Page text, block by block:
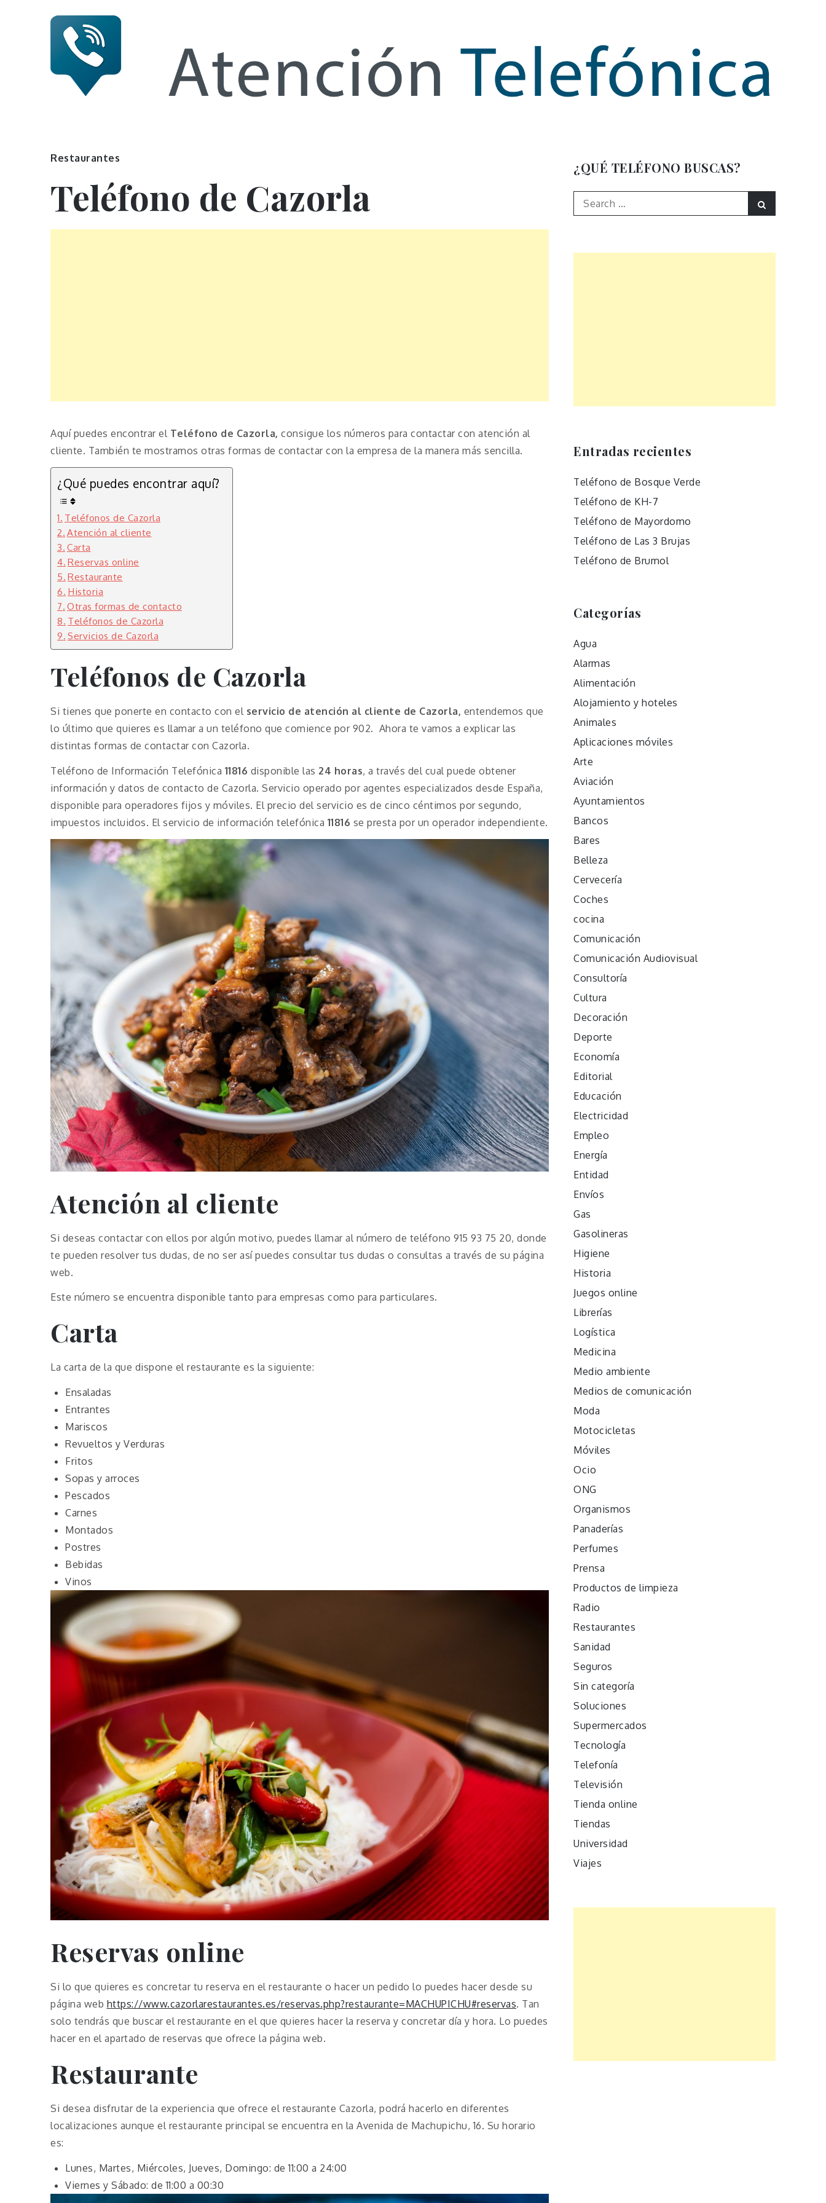
Numero de Información
Restaurantes
Teléfono de Cazorla
Aquí puedes encontrar elTeléfono de Cazorla, consigue los números para contactar con atención al
cliente. También te mostramos otras formas de contactar con la empresa de la manera más sencilla.
¿Qué puedes encontrar aquí?
Teléfonos de Cazorla
Atención al cliente
Carta
Reservas online
Restaurante
Historia
Otras formas de contacto
Teléfonos de Cazorla
Servicios de Cazorla
Teléfonos de Cazorla
Si tienes que ponerte en contacto con el servicio de atención al cliente de Cazorla, entendemos que
lo último que quieres es llamar a un teléfono que comience por 902. Ahora te vamos a explicar las
distintas formas de contactar con Cazorla.
Teléfono de Información Telefónica 11816 disponible las 24 horas, a través del cual puede obtener
información y datos de contacto de Cazorla. Servicio operado por agentes especializados desde España,
disponible para operadores fijos y móviles. El precio del servicio es de cinco céntimos por segundo,
impuestos incluidos. El servicio de información telefónica 11816 se presta por un operador independiente.
Atención al cliente
Si deseas contactar con ellos por algún motivo, puedes llamar al número de teléfono 915 93 75 20, donde
te pueden resolver tus dudas, de no ser así puedes consultar tus dudas o consultas a través de su página
web.
Este número se encuentra disponible tanto para empresas como para particulares.
Carta
La carta de la que dispone el restaurante es la siguiente:
Ensaladas
Entrantes
Mariscos
Revueltos y Verduras
Fritos
Sopas y arroces
Pescados
Carnes
Montados
Postres
Bebidas
Vinos
Reservas online
Si lo que quieres es concretar tu reserva en el restaurante o hacer un pedido lo puedes hacer desde su
página web https://www.cazorlarestaurantes.es/reservas.php?restaurante=MACHUPICHU#reservas. Tan
solo tendrás que buscar el restaurante en el que quieres hacer la reserva y concretar día y hora. Lo puedes
hacer en el apartado de reservas que ofrece la página web.
Restaurante
Si desea disfrutar de la experiencia que ofrece el restaurante Cazorla, podrá hacerlo en diferentes
localizaciones aunque el restaurante principal se encuentra en la Avenida de Machupichu, 16. Su horario
es:
Lunes, Martes, Miércoles, Jueves, Domingo: de 11:00 a 24:00
Viernes y Sábado: de 11:00 a 00:30
¿QUÉ TELÉFONO BUSCAS?
Search
for:
Entradas recientes
Teléfono de Bosque Verde
Teléfono de KH-7
Teléfono de Mayordomo
Teléfono de Las 3 Brujas
Teléfono de Brumol
Categorías
Agua
Alarmas
Alimentación
Alojamiento y hoteles
Animales
Aplicaciones móviles
Arte
Aviación
Ayuntamientos
Bancos
Bares
Belleza
Cervecería
Coches
cocina
Comunicación
Comunicación Audiovisual
Consultoría
Cultura
Decoración
Deporte
Economía
Editorial
Educación
Electricidad
Empleo
Energía
Entidad
Envíos
Gas
Gasolineras
Higiene
Historia
Juegos online
Librerías
Logística
Medicina
Medio ambiente
Medios de comunicación
Moda
Motocicletas
Móviles
Ocio
ONG
Organismos
Panaderías
Perfumes
Prensa
Productos de limpieza
Radio
Restaurantes
Sanidad
Seguros
Sin categoría
Soluciones
Supermercados
Tecnología
Telefonía
Televisión
Tienda online
Tiendas
Universidad
Viajes